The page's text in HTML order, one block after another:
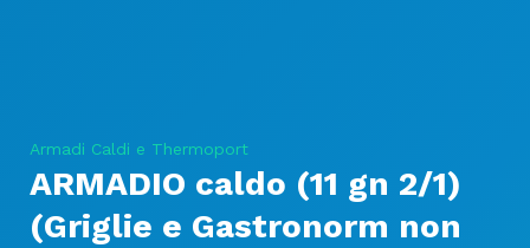
Armadi Caldi e Thermoport
ARMADIO caldo (11 gn 2/1)
(Griglie e Gastronorm non